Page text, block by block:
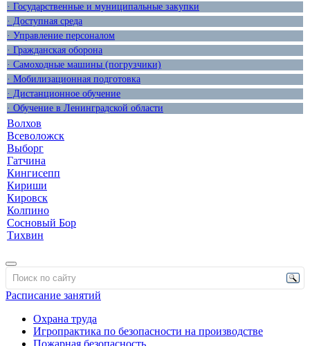
· Государственные и муниципальные закупки
· Доступная среда
· Управление персоналом
· Гражданская оборона
· Самоходные машины (погрузчики)
· Мобилизационная подготовка
· Дистанционное обучение
· Обучение в Ленинградской области
Волхов
Всеволожск
Выборг
Гатчина
Кингисепп
Кириши
Кировск
Колпино
Сосновый Бор
Тихвин
Расписание занятий
Охрана труда
Игропрактика по безопасности на производстве
Пожарная безопасность